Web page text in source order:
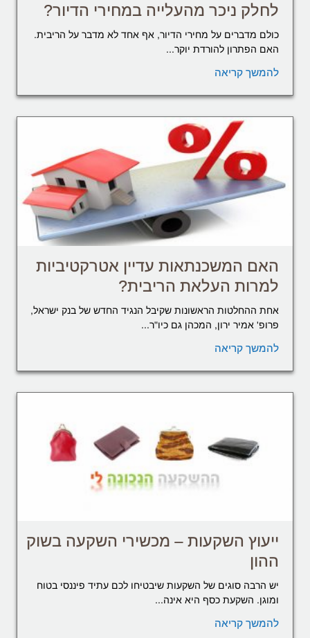
לחלק ניכר מהעלייה במחירי הדיור?
כולם מדברים על מחירי הדיור, אף אחד לא מדבר על הריבית.
האם הפתרון להורדת יוקר...
להמשך קריאה
האם המשכנתאות עדיין אטרקטיביות
למרות העלאת הריבית?
אחת ההחלטות הראשונות שקיבל הנגיד החדש של בנק ישראל,
פרופ' אמיר ירון, המכהן גם כיו"ר...
להמשך קריאה
ייעוץ השקעות – מכשירי השקעה בשוק
ההון
יש הרבה סוגים של השקעות שיבטיחו לכם עתיד פיננסי בטוח
ומוגן. השקעת כסף היא אינה...
להמשך קריאה